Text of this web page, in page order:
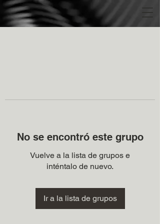
No se encontró este grupo
Vuelve a la lista de grupos e
inténtalo de nuevo.
Ir a la lista de grupos